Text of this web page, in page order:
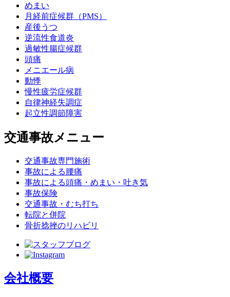
めまい
月経前症候群（PMS）
産後うつ
逆流性食道炎
過敏性腸症候群
頭痛
メニエール病
動悸
慢性疲労症候群
自律神経失調症
起立性調節障害
交通事故メニュー
交通事故専門施術
事故による腰痛
事故による頭痛・めまい・吐き気
事故保険
交通事故・むち打ち
転院と併院
骨折捻挫のリハビリ
会社概要